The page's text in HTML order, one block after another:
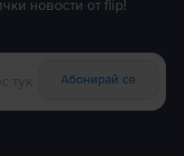
новости от flip!
Абонирай се